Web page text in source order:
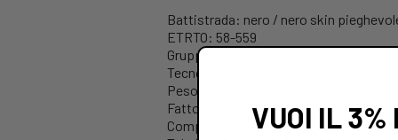
Battistrada: nero / nero skin
ETRTO: 58-559
Gruppo: MTB
Tecnologia: Prestazioni
Peso in grammi: 762
Fatto in Cina
Composto / valvola: PGVUOI IL 3%